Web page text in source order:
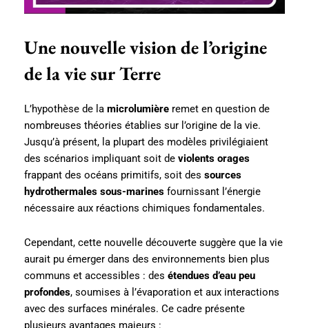
Une nouvelle vision de l’origine
de la vie sur Terre
L’hypothèse de la microlumière remet en question de
nombreuses théories établies sur l’origine de la vie.
Jusqu’à présent, la plupart des modèles privilégiaient
des scénarios impliquant soit de violents orages
frappant des océans primitifs, soit des sources
hydrothermales sous-marines fournissant l’énergie
nécessaire aux réactions chimiques fondamentales.
Cependant, cette nouvelle découverte suggère que la vie
aurait pu émerger dans des environnements bien plus
communs et accessibles : des étendues d’eau peu
profondes, soumises à l’évaporation et aux interactions
avec des surfaces minérales. Ce cadre présente
plusieurs avantages majeurs :